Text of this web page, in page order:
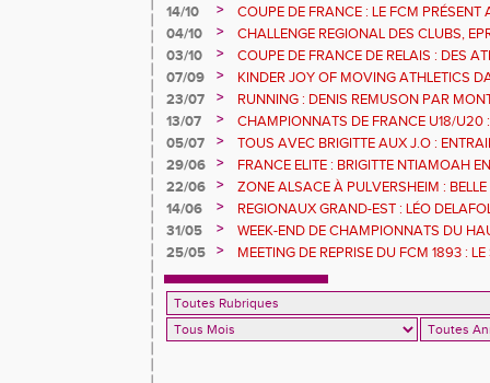
14/10
>
COUPE DE FRANCE : LE FCM PRÉSENT
04/10
>
CHALLENGE REGIONAL DES CLUBS,
URBAN ATHLE ET GMTU : LES
FCM
03/10 >
COUPE DE FRANCE DE RELAIS : DES
SERONT AVEC LE 4X200M DE L'EGMA
07/09 >
KINDER JOY OF MOVING ATHLETICS
MULHOUSE 1893 OUVRE SES PORTES
23/07 >
RUNNING : DENIS REMUSON PAR
13/07
>
CHAMPIONNATS DE FRANCE U18/U20
RECORD
05/07 >
TOUS AVEC BRIGITTE AUX J.O :
L'ILL JEUDI 8 JUILLET
29/06 >
FRANCE ELITE : BRIGITTE NTIAMOAH
DEUXIEMES JO
22/06 >
ZONE ALSACE À PULVERSHEIM :
14/06
>
REGIONAUX GRAND-EST : LÉO
GOMAS S'ENVOLE
31/05 >
WEEK-END DE CHAMPIONNATS DU
POUR LES ATHLÈTES DU FCM
25/05 > MEETING DE REPRISE DU FCM 1893 :